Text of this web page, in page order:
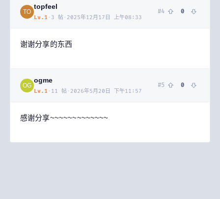
TO
topfeel
Lv. 1 · 3 帖 · 2025年12月17日 上午08:33
#4 0
谢谢分享的东西
OG
ogme
Lv. 1 · 11 帖 · 2026年5月20日 下午11:57
#5 0
感谢分享~~~~~~~~~~~~~